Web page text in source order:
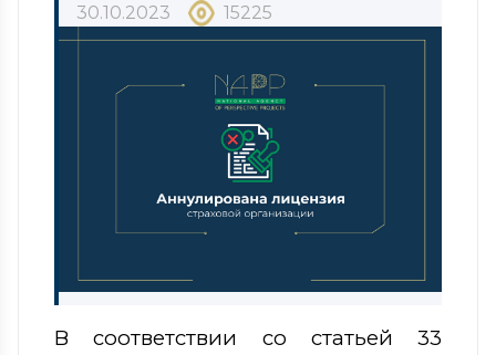
30.10.2023 15225
В соответствии со статьей 33